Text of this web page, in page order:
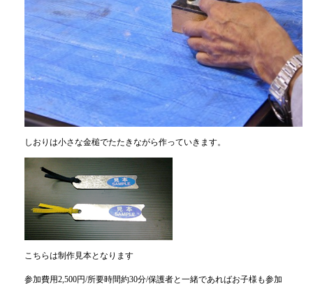
しおりは小さな金槌でたたきながら作っていきます。
こちらは制作見本となります
参加費用2,500円/所要時間約30分/保護者と一緒であればお子様も参加